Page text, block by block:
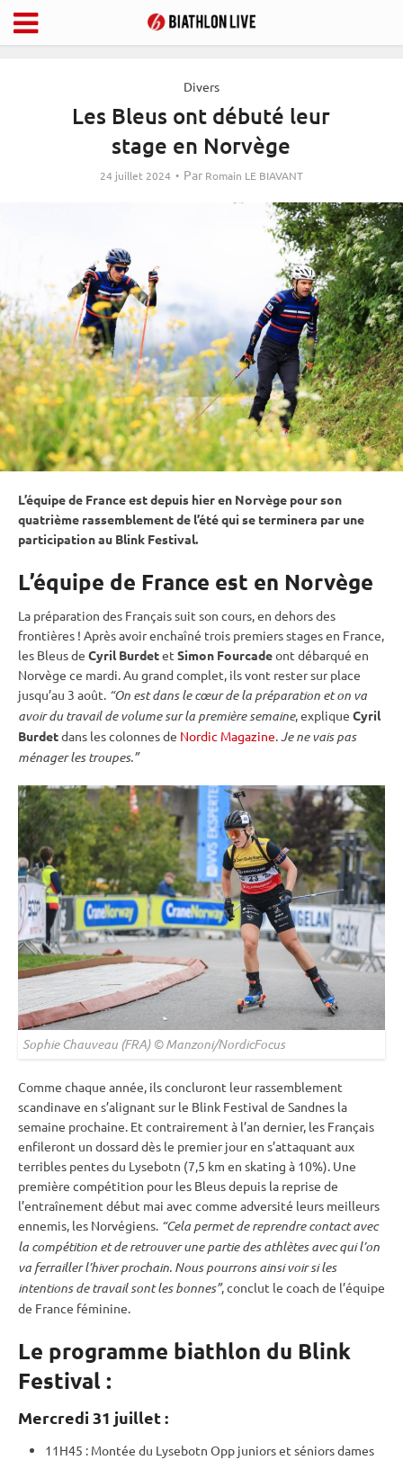
Divers
Les Bleus ont débuté leur
stage en Norvège
24 juillet 2024 Par Romain LE BIAVANT
L’équipe de France est depuis hier en Norvège pour son
quatrième rassemblement de l’été qui se terminera par une
participation au Blink Festival.
L’équipe de France est en Norvège
La préparation des Français suit son cours, en dehors des
frontières ! Après avoir enchaîné trois premiers stages en France,
les Bleus de Cyril Burdetet Simon Fourcadeont débarqué en
Norvège ce mardi. Au grand complet, ils vont rester sur place
jusqu’au 3 août. “On est dans le cœur de la préparation et on va
avoir du travail de volume sur la première semaine, explique Cyril
Burdetdans les colonnes de Nordic Magazine.Je ne vais pas
ménager les troupes.”
Sophie Chauveau (FRA) © Manzoni/NordicFocus
Comme chaque année, ils concluront leur rassemblement
scandinave en s’alignant sur le Blink Festival de Sandnes la
semaine prochaine. Et contrairement à l’an dernier, les Français
enfileront un dossard dès le premier jour en s’attaquant aux
terribles pentes du Lysebotn (7,5 km en skating à 10%). Une
première compétition pour les Bleus depuis la reprise de
l’entraînement début mai avec comme adversité leurs meilleurs
ennemis, les Norvégiens. “Cela permet de reprendre contact avec
la compétition et de retrouver une partie des athlètes avec qui l’on
va ferrailler l’hiver prochain. Nous pourrons ainsi voir si les
intentions de travail sont les bonnes”, conclut le coach de l’équipe
de France féminine.
Le programme biathlon du Blink
Festival :
Mercredi 31 juillet :
11H45 : Montée du Lysebotn Opp juniors et séniors dames